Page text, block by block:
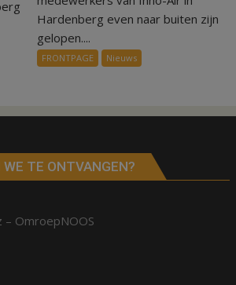
Inno-
Air
Hardenberg even naar buiten zijn
gelopen....
FRONTPAGE Nieuws
TE ONTVANGEN?
– OmroepNOOS